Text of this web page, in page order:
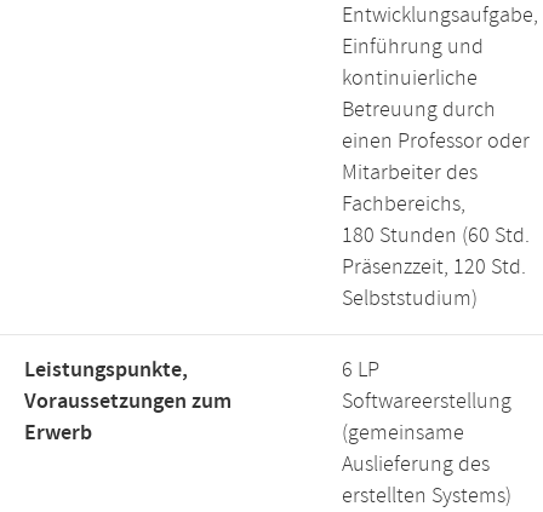
Entwicklungsaufgabe,
Einführung und
kontinuierliche
Betreuung durch
einen Professor oder
Mitarbeiter des
Fachbereichs,
180 Stunden (60 Std.
Präsenzzeit, 120 Std.
Selbststudium)
Leistungspunkte,
Voraussetzungen zum
Erwerb
6 LP
Softwareerstellung
(gemeinsame
Auslieferung des
erstellten Systems)